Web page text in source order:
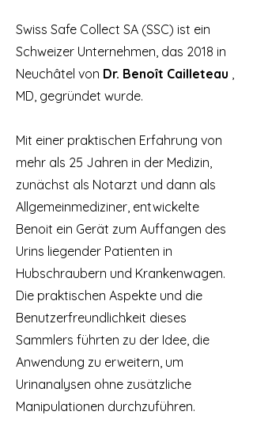
Swiss Safe Collect SA (SSC) ist ein
Schweizer Unternehmen, das 2018 in
Neuchâtel von Dr. Benoît Cailleteau ,
MD, gegründet wurde.
Mit einer praktischen Erfahrung von
mehr als 25 Jahren in der Medizin,
zunächst als Notarzt und dann als
Allgemeinmediziner, entwickelte
Benoit ein Gerät zum Auffangen des
Urins liegender Patienten in
Hubschraubern und Krankenwagen.
Die praktischen Aspekte und die
Benutzerfreundlichkeit dieses
Sammlers führten zu der Idee, die
Anwendung zu erweitern, um
Urinanalysen ohne zusätzliche
Manipulationen durchzuführen.